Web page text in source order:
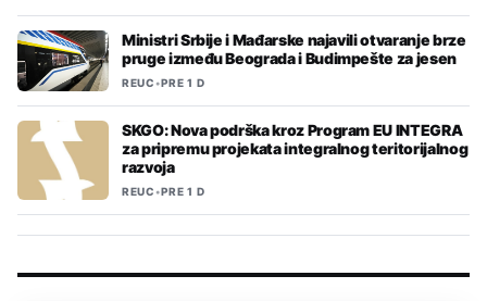
Ministri Srbije i Mađarske najavili otvaranje brze
pruge između Beograda i Budimpešte za jesen
REUC•PRE 1 D
SKGO: Nova podrška kroz Program EU INTEGRA
za pripremu projekata integralnog teritorijalnog
razvoja
REUC•PRE 1 D